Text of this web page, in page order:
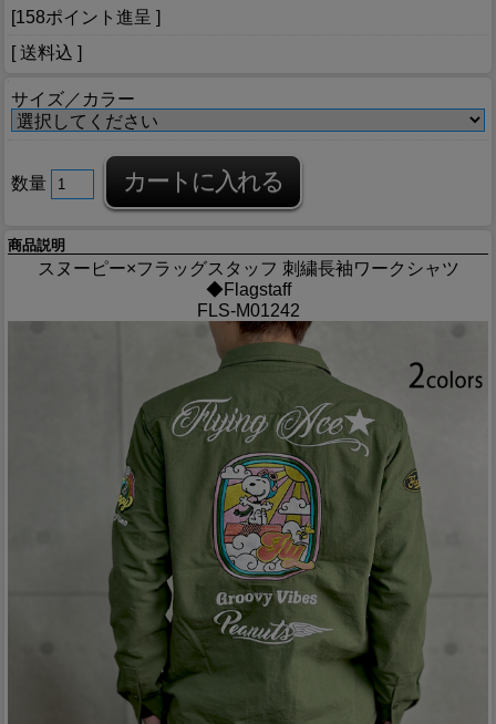
[158ポイント進呈 ]
[ 送料込 ]
サイズ／カラー
数量
商品説明
スヌーピー×フラッグスタッフ 刺繍長袖ワークシャツ
◆Flagstaff
FLS-M01242